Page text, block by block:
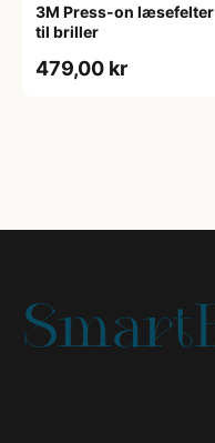
3M Press-on læsefelter
til briller
479,00 kr